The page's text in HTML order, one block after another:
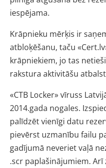
iespējama.
Krāpnieku mērķis ir
atbloķēšanu, taču
krāpniekiem, jo tas
rakstura aktivitāšu
«CTB Locker» vīruss
2014.gada nogales.
palīdzēt vienīgi datu
pievērst uzmanību failu
gadījumā neveriet vaļā
.scr paplašinājumiem.